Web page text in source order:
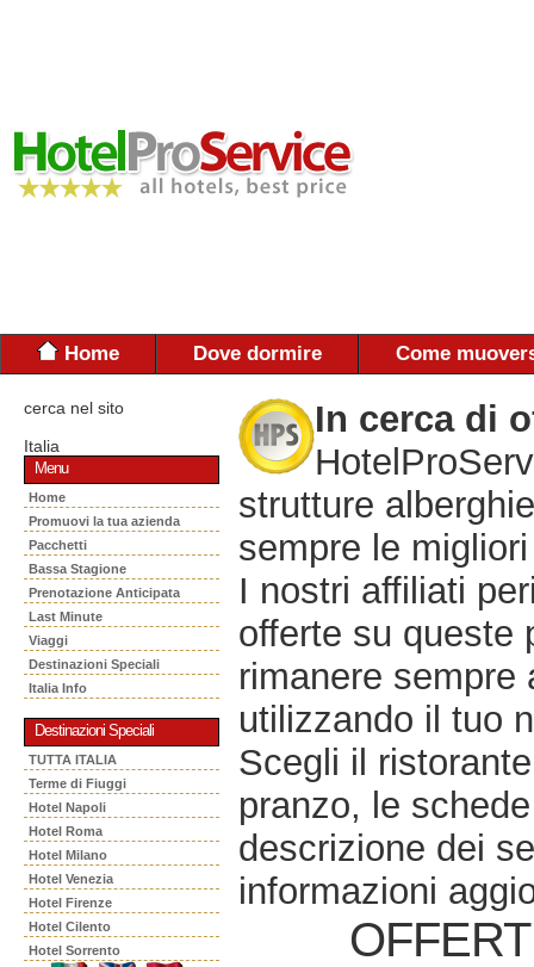
Home Dove dormire Come
cerca nel sito
Italia
Menu
Home
Promuovi la tua azienda
Pacchetti
Bassa Stagione
Prenotazione Anticipata
Last Minute
Viaggi
Destinazioni Speciali
Italia Info
Destinazioni Speciali
TUTTA ITALIA
Terme di Fiuggi
Hotel Napoli
Hotel Roma
Hotel Milano
Hotel Venezia
Hotel Firenze
Hotel Cilento
Hotel Sorrento
In cerca di
strutture
sempre le
I nostri affiliati
offerte su queste
rimanere sempre
utilizzando il tuo
Scegli il
pranzo, le
descrizione dei
informazioni